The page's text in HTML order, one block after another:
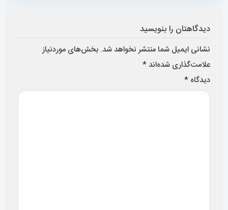
دیدگاهتان را بنویسید
نشانی ایمیل شما منتشر نخواهد شد. بخش‌های موردنیاز
علامت‌گذاری شده‌اند*
دیدگاه *